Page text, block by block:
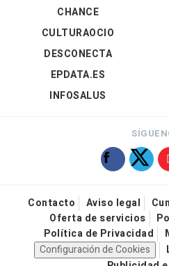
CHANCE
CULTURAOCIO
DESCONECTA
EPDATA.ES
INFOSALUS
Contacto Aviso legal
Oferta de servicios
Política de Privacidad
Configuración de Cookies